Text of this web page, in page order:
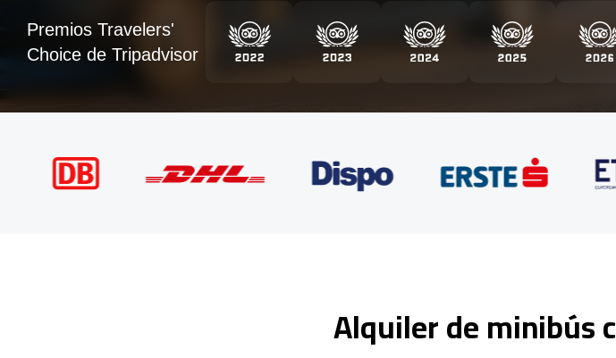
Premios Travelers'
Choice de Tripadvisor
Alquiler de minibús